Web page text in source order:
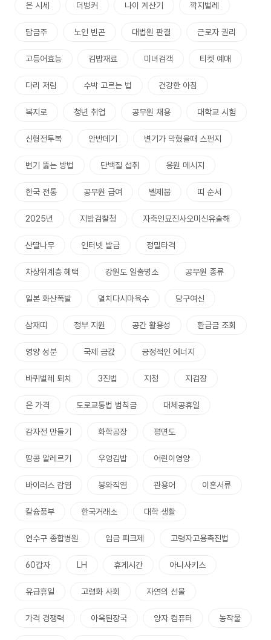
은 시세 더벙커 나이 계산기 깍지벌레
담금주 노인 빈곤 대법원 판결 근로자 권리
고등어효능 김밥재료 미녀검객 티켓 예매
다리 저림 수박 고르는 법 건강한 아침
복지로 청년 취업 공무원 채용 대학교 시험
신형전투복 안반데기 변기가 막혔을때 스펀지
변기 뚫는 방법 단백질 섭취 응원 메시지
한국 전통 공무원 급여 벨제붑 띠 순서
2025년 지방검찰청 자축인묘진사오미신유술해
산딸나무 인터넷 발급 정밀타격
차상위계층 혜택 강원도 일출명소 공무원 종류
일본 화산폭발 멸치다시마육수 당구여신
삼재띠 정부 지원 공간 활용성 환급금 조회
영양 성분 국제 금값 긍정적인 에너지
바퀴벌레 퇴치 3진법 지청 지검장
은 가격 도로교통법 범칙금 대체공휴일
감자전 만들기 화학공장 평면도
땅콩 알레르기 우엉김밥 어린이영양
바이러스 감염 봉와직염 관용어 이혼서류
칼슘풍부 한국거래소 대학 생활
연수구 종합병원 임금 피크제 고령자고용촉진법
60갑자 LH 휴게시간 아니사키스
유급휴일 고령화 사회 자연의 선물
가격 경쟁력 아욱된장국 양자 컴퓨터 농작물